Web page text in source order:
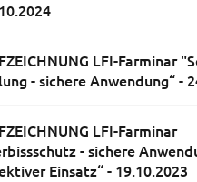
LFI-Farminar
- sichere Anwendung“ -
LFI-Farminar
- sichere
Einsatz“ - 19.10.2023